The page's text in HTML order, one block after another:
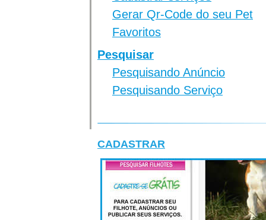
Gerar Qr-Code do seu Pet
Favoritos
Pesquisar
Pesquisando Anúncio
Pesquisando Serviço
CADASTRAR